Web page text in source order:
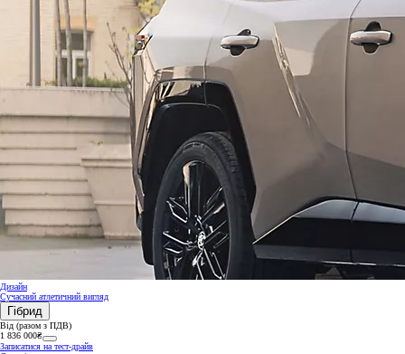
Дизайн
Сучасний атлетичний вигляд
Гібрид
Від (разом з ПДВ)
1 836 000₴
Записатися на тест-драйв